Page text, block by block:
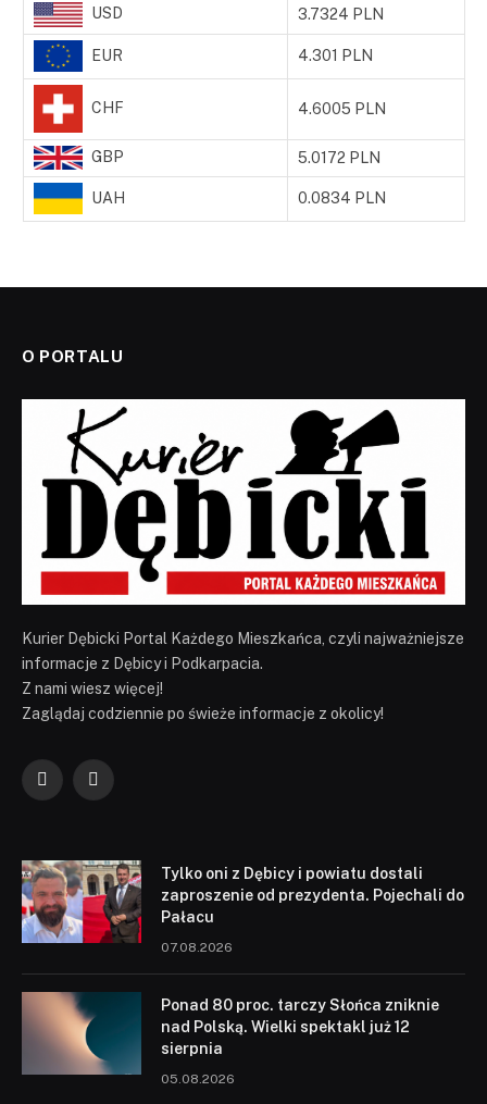
USD 3.7324 PLN
EUR 4.301 PLN
CHF 4.6005 PLN
GBP 5.0172 PLN
UAH 0.0834 PLN
O PORTALU
Kurier Dębicki Portal Każdego Mieszkańca, czyli najważniejsze
informacje z Dębicy i Podkarpacia.
Z nami wiesz więcej!
Zaglądaj codziennie po świeże informacje z okolicy!
FacebookYouTube
Tylko oni z Dębicy i powiatu dostali
zaproszenie od prezydenta. Pojechali do
Pałacu
07.08.2026
Ponad 80 proc. tarczy Słońca zniknie
nad Polską. Wielki spektakl już 12
sierpnia
05.08.2026